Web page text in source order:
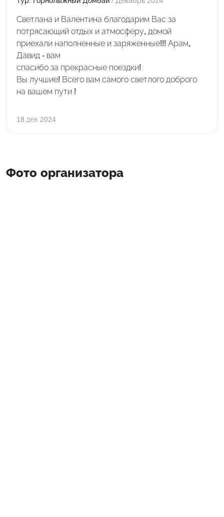
Светлана и Валентина благодарим Вас за
потрясающий отдых и атмосферу, домой
приехали наполненные и заряженные!!! Арам,
Давид - вам
спасибо за прекрасные поездки!
Вы лучшие! Всего вам самого светлого доброго
на вашем пути !
18 дек 2024
Фото организатора